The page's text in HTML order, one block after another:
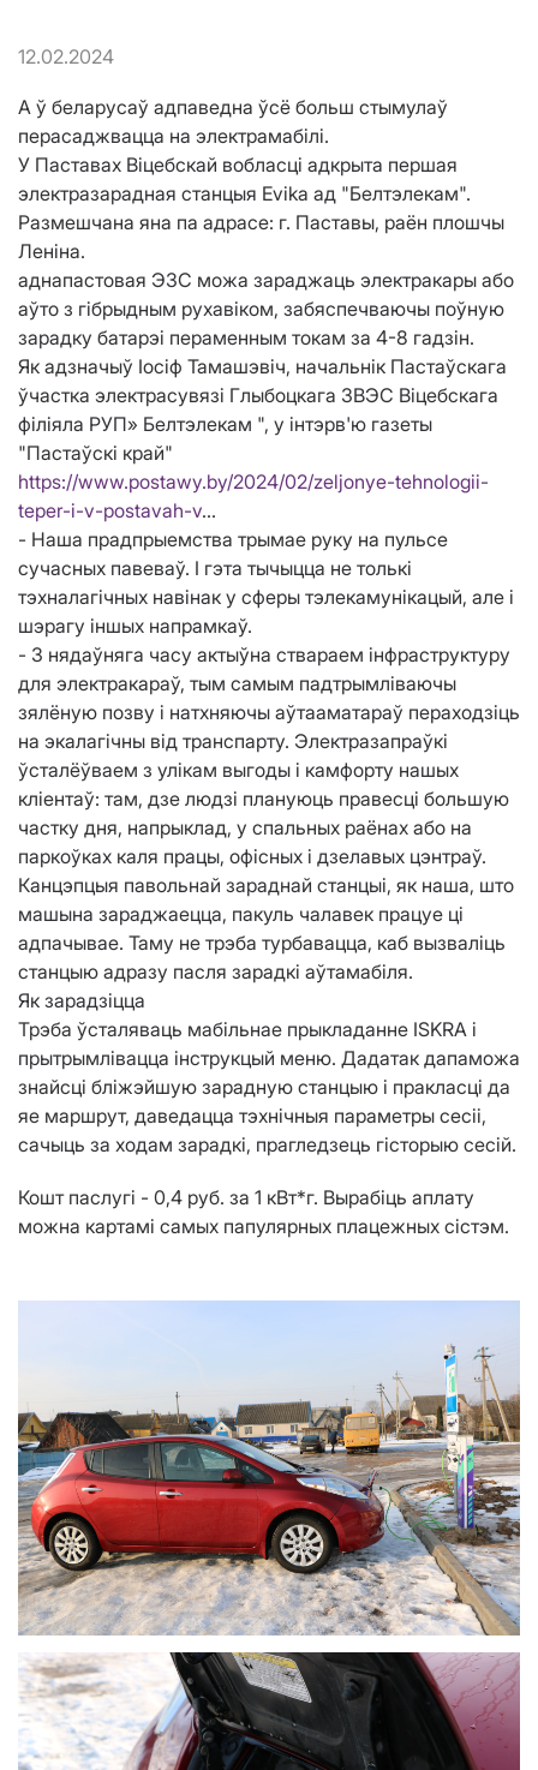
12.02.2024
А ў беларусаў адпаведна ўсё больш стымулаў
перасаджвацца на электрамабілі.
У Паставах Віцебскай вобласці адкрыта першая
электразарадная станцыя Evika ад "Белтэлекам".
Размешчана яна па адрасе: г. Паставы, раён плошчы
Леніна.
аднапастовая ЭЗС можа зараджаць электракары або
аўто з гібрыдным рухавіком, забяспечваючы поўную
зарадку батарэі пераменным токам за 4-8 гадзін.
Як адзначыў Іосіф Тамашэвіч, начальнік Пастаўскага
ўчастка электрасувязі Глыбоцкага ЗВЭС Віцебскага
філіяла РУП» Белтэлекам ", у інтэрв'ю газеты
"Пастаўскі край"
https://www.postawy.by/2024/02/zeljonye-tehnologii-
teper-i-v-postavah-v…
- Наша прадпрыемства трымае руку на пульсе
сучасных павеваў. І гэта тычыцца не толькі
тэхналагічных навінак у сферы тэлекамунікацый, але і
шэрагу іншых напрамкаў.
- З нядаўняга часу актыўна ствараем інфраструктуру
для электракараў, тым самым падтрымліваючы
зялёную позву і натхняючы аўтааматараў пераходзіць
на экалагічны від транспарту. Электразапраўкі
ўсталёўваем з улікам выгоды і камфорту нашых
кліентаў: там, дзе людзі плануюць правесці большую
частку дня, напрыклад, у спальных раёнах або на
паркоўках каля працы, офісных і дзелавых цэнтраў.
Канцэпцыя павольнай зараднай станцыі, як наша, што
машына зараджаецца, пакуль чалавек працуе ці
адпачывае. Таму не трэба турбавацца, каб вызваліць
станцыю адразу пасля зарадкі аўтамабіля.
Як зарадзіцца
Трэба ўсталяваць мабільнае прыкладанне ISKRA і
прытрымлівацца інструкцый меню. Дадатак дапаможа
знайсці бліжэйшую зарадную станцыю і пракласці да
яе маршрут, даведацца тэхнічныя параметры сесіі,
сачыць за ходам зарадкі, прагледзець гісторыю сесій.
Кошт паслугі - 0,4 руб. за 1 кВт*г. Вырабіць аплату
можна картамі самых папулярных плацежных сістэм.